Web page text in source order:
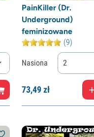
PainKiller (Dr.
Underground)
feminizowane
(9)
Nasiona 2
73,49zł